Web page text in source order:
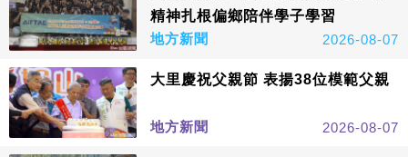
精神扎根偏鄉陪伴學子學習
地方新聞
2026-08-07
大里慶祝父親節 表揚38位模範父親
地方新聞 2026-08-07